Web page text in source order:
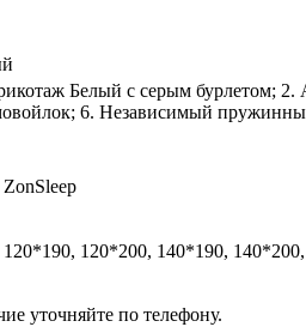
Белый с серым бурлетом;
6. Независимый
ZonSleep
120*190, 120*200, 140*190,
уточняйте по телефону.